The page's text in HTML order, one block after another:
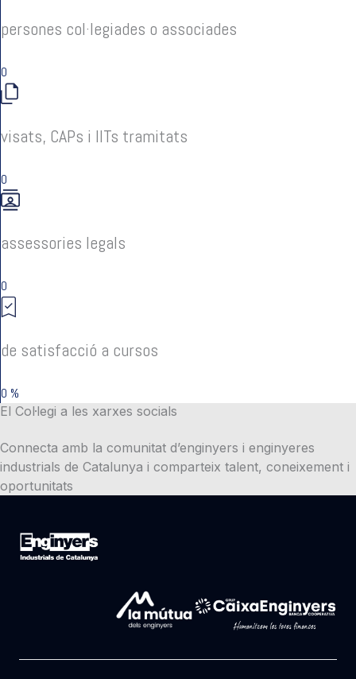
persones col·legiades o associades
0
visats, CAPs i IITs tramitats
0
assessories legals
0
de satisfacció a cursos
0 %
El Col·legi a les xarxes socials
Connecta amb la comunitat d’enginyers i enginyeres
industrials de Catalunya i comparteix talent, coneixement i
oportunitats